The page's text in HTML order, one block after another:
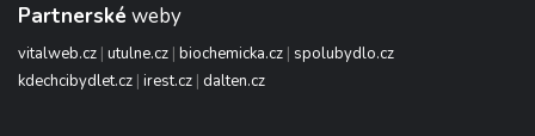
Partnerské weby
vitalweb.cz | utulne.cz | biochemicka.cz | spolubydlo.cz
kdechcibydlet.cz | irest.cz | dalten.cz